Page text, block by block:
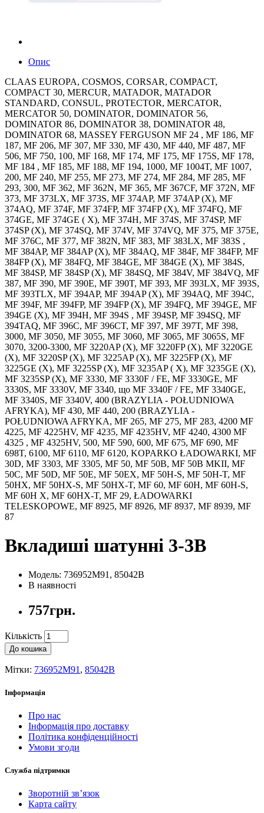
Опис
CLAAS EUROPA, COSMOS, CORSAR, COMPACT,
COMPACT 30, MERCUR, MATADOR, MATADOR
STANDARD, CONSUL, PROTECTOR, MERCATOR,
MERCATOR 50, DOMINATOR, DOMINATOR 56,
DOMINATOR 86, DOMINATOR 38, DOMINATOR 48,
DOMINATOR 68, MASSEY FERGUSON MF 24 , MF 186, MF
187, MF 206, MF 307, MF 330, MF 430, MF 440, MF 487, MF
506, MF 750, 100, MF 168, MF 174, MF 175, MF 175S, MF 178,
MF 184 , MF 185, MF 188, MF 194, 1000, MF 1004T, MF 1007,
200, MF 240, MF 255, MF 273, MF 274, MF 284, MF 285, MF
293, 300, MF 362, MF 362N, MF 365, MF 367CF, MF 372N, MF
373, MF 373LX, MF 373S, MF 374AP, MF 374AP (X), MF
374AQ, MF 374F, MF 374FP, MF 374FP (X), MF 374FQ, MF
374GE, MF 374GE ( X), MF 374H, MF 374S, MF 374SP, MF
374SP (X), MF 374SQ, MF 374V, MF 374VQ, MF 375, MF 375E,
MF 376C, MF 377, MF 382N, MF 383, MF 383LX, MF 383S ,
MF 384AP, MF 384AP (X), MF 384AQ, MF 384F, MF 384FP, MF
384FP (X), MF 384FQ, MF 384GE, MF 384GE (X), MF 384S,
MF 384SP, MF 384SP (X), MF 384SQ, MF 384V, MF 384VQ, MF
387, MF 390, MF 390E, MF 390T, MF 393, MF 393LX, MF 393S,
MF 393TLX, MF 394AP, MF 394AP (X), MF 394AQ, MF 394C,
MF 394F, MF 394FP, MF 394FP (X), MF 394FQ, MF 394GE, MF
394GE (X), MF 394H, MF 394S , MF 394SP, MF 394SQ, MF
394TAQ, MF 396C, MF 396CT, MF 397, MF 397T, MF 398,
3000, MF 3050, MF 3055, MF 3060, MF 3065, MF 3065S, MF
3070, 3200-3300, MF 3220AP (X), MF 3220FP (X), MF 3220GE
(X), MF 3220SP (X), MF 3225AP (X), MF 3225FP (X), MF
3225GE (X), MF 3225SP (X), MF 3235AP ( X), MF 3235GE (X),
MF 3235SP (X), MF 3330, MF 3330F / FE, MF 3330GE, MF
3330S, MF 3330V, MF 3340, що MF 3340F / FE, MF 3340GE,
MF 3340S, MF 3340V, 400 (BRAZYLIA - POŁUDNIOWA
AFRYKA), MF 430, MF 440, 200 (BRAZYLIA -
POŁUDNIOWA AFRYKA, MF 265, MF 275, MF 283, 4200 MF
4225, MF 4225HV, MF 4235, MF 4235HV, MF 4240, 4300 MF
4325 , MF 4325HV, 500, MF 590, 600, MF 675, MF 690, MF
698T, 6100, MF 6110, MF 6120, KOPARKO ŁADOWARKI, MF
30D, MF 3303, MF 3305, MF 50, MF 50B, MF 50B MKII, MF
50C, MF 50D, MF 50E, MF 50EX, MF 50H-S, MF 50H-T, MF
50HX, MF 50HX-S, MF 50HX-T, MF 60, MF 60H, MF 60H-S,
MF 60H X, MF 60HX-T, MF 29, ŁADOWARKI
TELESKOPOWE, MF 8925, MF 8926, MF 8937, MF 8939, MF
87
Вкладиші шатунні 3-3B
Модель: 736952M91, 85042B
В наявності
757грн.
Кількість
До кошика
Мітки: 736952M91 , 85042B
Інформація
Про нас
Інформація про доставку
Політика конфіденційності
Умови згоди
Служба підтримки
Зворотній зв’язок
Карта сайту